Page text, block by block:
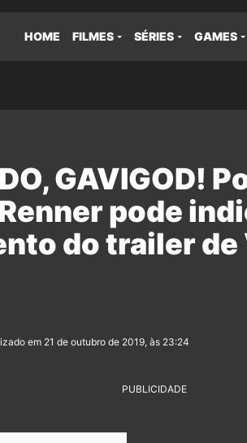
HOME FILMES SÉRIES GAMES
GAVIGOD!
pode
do trailer
em 21 de outubro de 2019, às 23:24
PUBLICIDADE